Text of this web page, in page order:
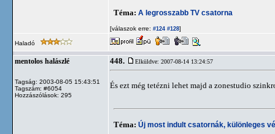
Téma: A legrosszabb TV csatorna
[válaszok erre: #124 #128]
Haladó
mentolos halászlé
Tagság: 2003-08-05 15:43:51
Tagszám: #6054
Hozzászólások: 295
448. Elküldve: 2007-08-14 13:24:57
És ezt még tetézni lehet majd a zonestudio
Téma: Új most indult csatornák, különleges